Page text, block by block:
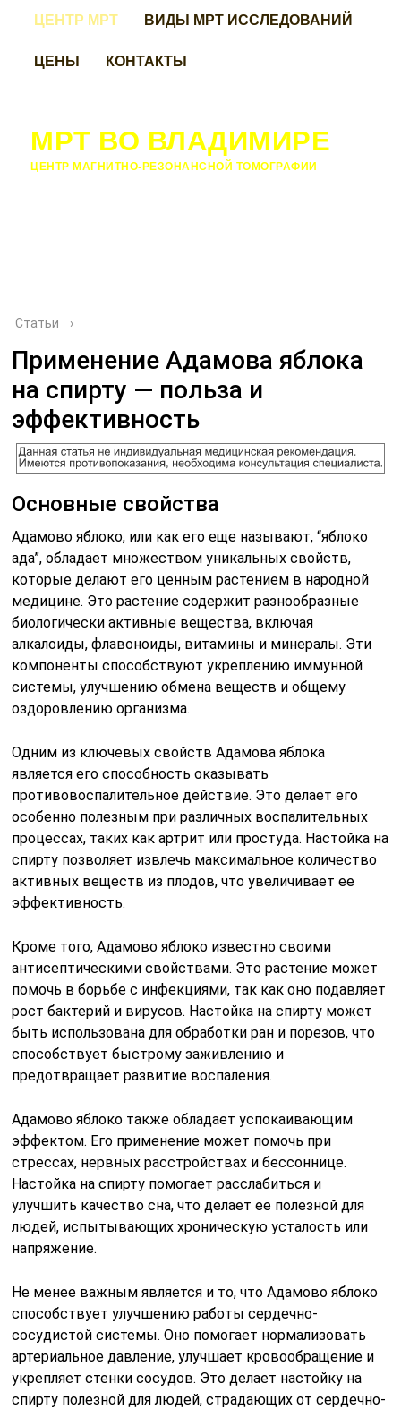
ЦЕНТР МРТ
ВИДЫ МРТ ИССЛЕДОВАНИЙ
ЦЕНЫ
КОНТАКТЫ
МРТ ВО ВЛАДИМИРЕ
ЦЕНТР МАГНИТНО-РЕЗОНАНСНОЙ ТОМОГРАФИИ
Статьи ›
Применение Адамова яблока
на спирту — польза и
эффективность
Основные свойства
Адамово яблоко, или как его еще называют, “яблоко
ада”, обладает множеством уникальных свойств,
которые делают его ценным растением в народной
медицине. Это растение содержит разнообразные
биологически активные вещества, включая
алкалоиды, флавоноиды, витамины и минералы. Эти
компоненты способствуют укреплению иммунной
системы, улучшению обмена веществ и общему
оздоровлению организма.
Одним из ключевых свойств Адамова яблока
является его способность оказывать
противовоспалительное действие. Это делает его
особенно полезным при различных воспалительных
процессах, таких как артрит или простуда. Настойка на
спирту позволяет извлечь максимальное количество
активных веществ из плодов, что увеличивает ее
эффективность.
Кроме того, Адамово яблоко известно своими
антисептическими свойствами. Это растение может
помочь в борьбе с инфекциями, так как оно подавляет
рост бактерий и вирусов. Настойка на спирту может
быть использована для обработки ран и порезов, что
способствует быстрому заживлению и
предотвращает развитие воспаления.
Адамово яблоко также обладает успокаивающим
эффектом. Его применение может помочь при
стрессах, нервных расстройствах и бессоннице.
Настойка на спирту помогает расслабиться и
улучшить качество сна, что делает ее полезной для
людей, испытывающих хроническую усталость или
напряжение.
Не менее важным является и то, что Адамово яблоко
способствует улучшению работы сердечно-
сосудистой системы. Оно помогает нормализовать
артериальное давление, улучшает кровообращение и
укрепляет стенки сосудов. Это делает настойку на
спирту полезной для людей, страдающих от сердечно-